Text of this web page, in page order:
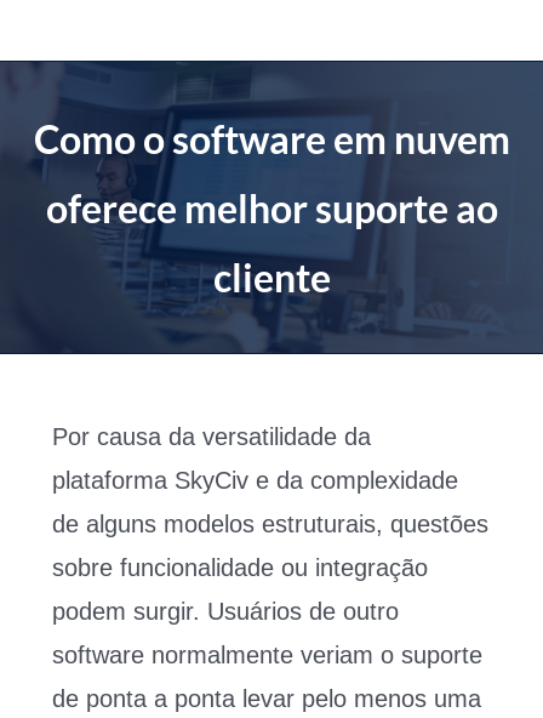
Como o software em nuvem
oferece melhor suporte ao
cliente
Por causa da versatilidade da
plataforma SkyCiv e da complexidade
de alguns modelos estruturais, questões
sobre funcionalidade ou integração
podem surgir. Usuários de outro
software normalmente veriam o suporte
de ponta a ponta levar pelo menos uma